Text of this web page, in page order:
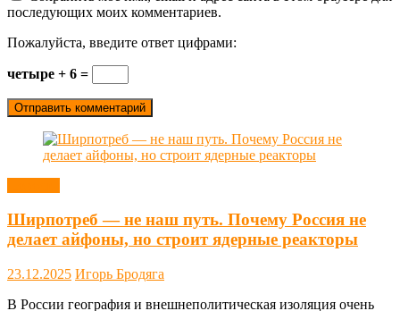
последующих моих комментариев.
Пожалуйста, введите ответ цифрами:
четыре + 6 =
Ширпотреб — не наш путь. Почему Россия не
делает айфоны, но строит ядерные реакторы
23.12.2025 Игорь Бродяга
В России география и внешнеполитическая изоляция очень